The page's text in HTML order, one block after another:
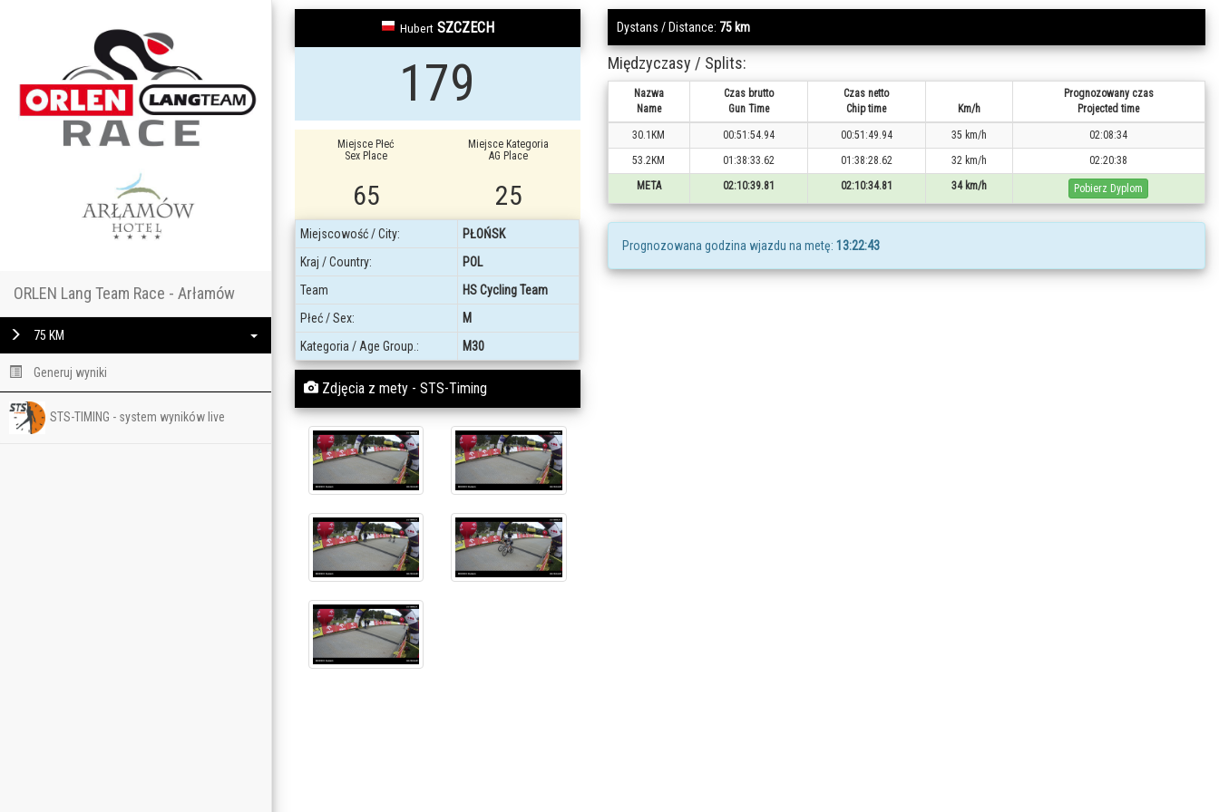
ORLEN Lang Team Race - Arłamów
75 KM
Generuj wyniki
STS-TIMING - system wyników live
Hubert SZCZECH
179
Miejsce Płeć
Sex Place
65
Miejsce Kategoria
AG Place
25
Miejscowość / City:
PŁOŃSK
Kraj / Country:
POL
Team
HS Cycling Team
Płeć / Sex:
M
Kategoria / Age Group.:
M30
Zdjęcia z mety - STS-Timing
Dystans / Distance: 75 km
Międzyczasy / Splits:
Nazwa
Name
Czas brutto
Gun Time
Czas netto
Chip time
Km/h
Prognozowany czas
Projected time
30.1KM 00:51:54.94 00:51:49.94 35 km/h
02:08:34
53.2KM
01:38:33.62 01:38:28.62 32 km/h
02:20:38
META
02:10:39.81 02:10:34.81 34 km/h Pobierz Dyplom
Prognozowana godzina wjazdu na metę: 13:22:43